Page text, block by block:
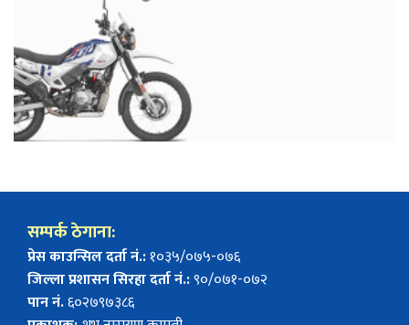
सम्पर्क ठेगाना:
प्रेस काउन्सिल दर्ता नं.:१०३५/०७५-०७६
जिल्ला प्रशासन सिरहा दर्ता नं.:९०/०७१-०७२
पान नं.६०२७९७३८६